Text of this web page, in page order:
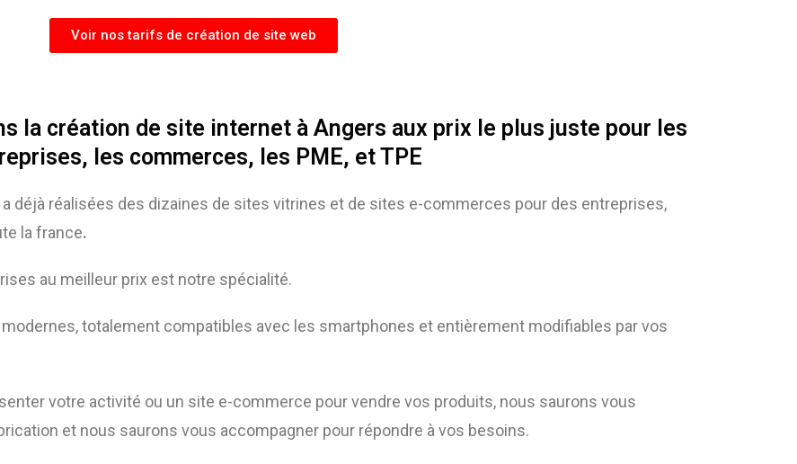
Voir nos tarifs de création de site web
la création de site internet à Angers aux prix le plus juste pour les
les commerces, les PME, et TPE
déjà réalisées des dizaines de sites vitrines et de sites e-commerces pour des entreprises,
la france.
au meilleur prix est notre spécialité.
totalement compatibles avec les smartphones et entièrement modifiables par vos
votre activité ou un site e-commerce pour vendre vos produits, nous saurons vous
et nous saurons vous accompagner pour répondre à vos besoins.